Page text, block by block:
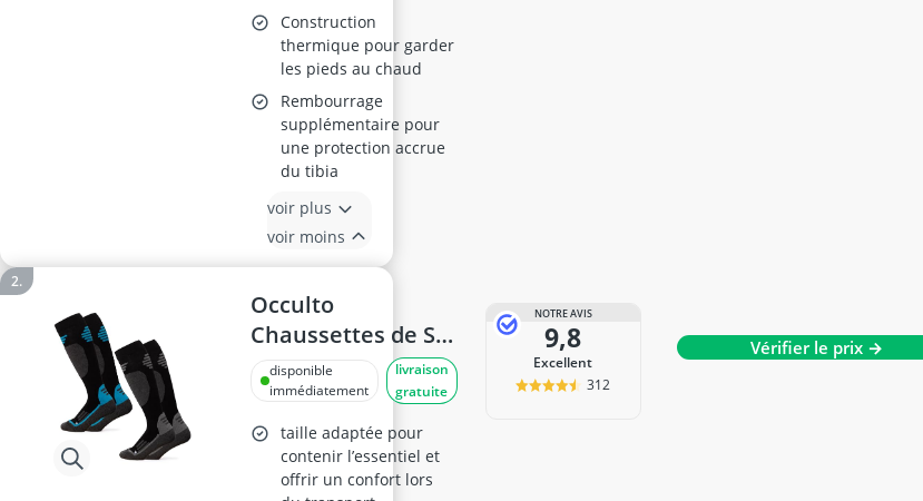
Construction
thermique pour garder
les pieds au chaud
Rembourrage
supplémentaire pour
une protection accrue
du tibia
voir plus
voir moins
Occulto
Chaussettes de Ski
Merinos Toni -
Unisexe, Lot de 2,
Noir/Bleu, Taille
43-46
disponible
immédiatement
livraison
gratuite
taille adaptée pour
contenir l’essentiel et
offrir un confort lors
NOTRE AVIS
9,8
Excellent
312
Vérifier le prix →